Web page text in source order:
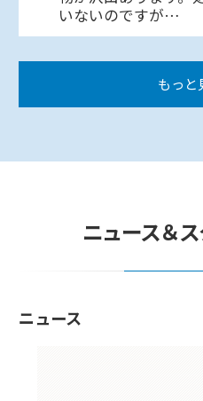
いないのですが…
もっと
ニュース＆
ニュース